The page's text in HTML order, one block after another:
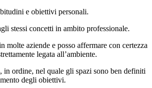
e obiettivi personali.
stessi concetti in ambito professionale.
molte aziende e posso affermare con certezza
legata all’ambiente.
in ordine, nel quale gli spazi sono ben definiti
degli obiettivi.